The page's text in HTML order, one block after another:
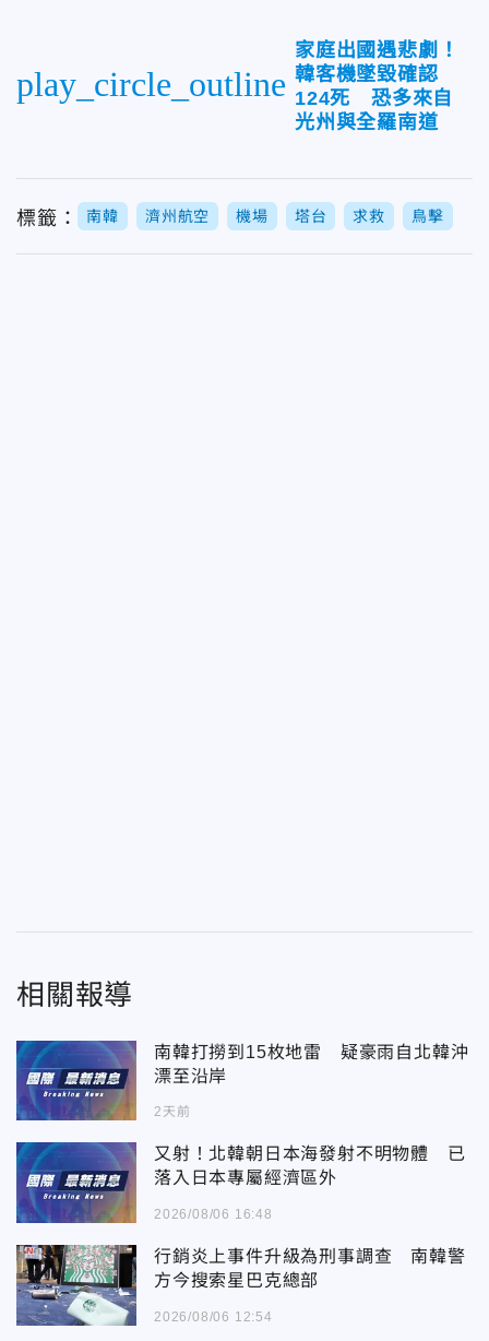
play_circle_outline
家庭出國遇悲劇！
韓客機墜毀確認
124死 恐多來自
光州與全羅南道
標籤： 南韓 濟州航空 機場 塔台 求救 鳥擊
相關報導
南韓打撈到15枚地雷 疑豪雨自北韓沖
漂至沿岸
2天前
又射！北韓朝日本海發射不明物體 已
落入日本專屬經濟區外
2026/08/06 16:48
行銷炎上事件升級為刑事調查 南韓警
方今搜索星巴克總部
2026/08/06 12:54